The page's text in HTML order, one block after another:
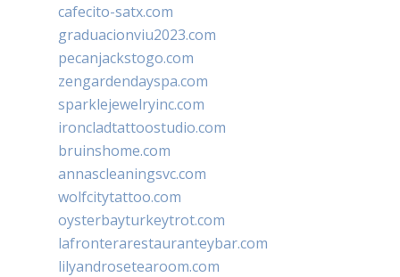
cafecito-satx.com
graduacionviu2023.com
pecanjackstogo.com
zengardendayspa.com
sparklejewelryinc.com
ironcladtattoostudio.com
bruinshome.com
annascleaningsvc.com
wolfcitytattoo.com
oysterbayturkeytrot.com
lafronterarestauranteybar.com
lilyandrosetearoom.com